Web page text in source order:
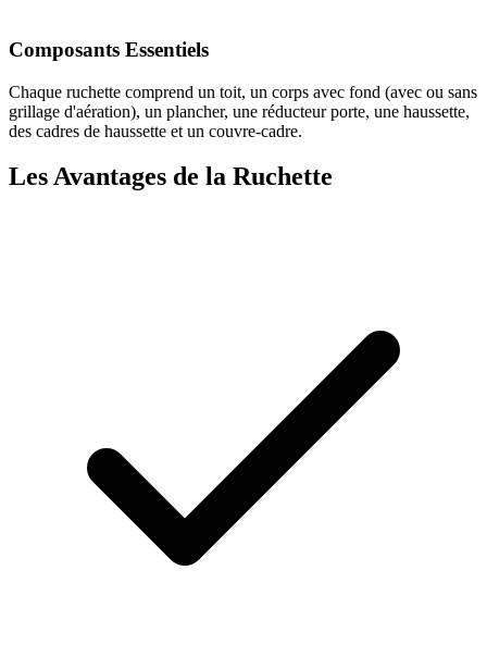
Composants Essentiels
Chaque ruchette comprend un toit, un corps avec fond (avec ou sans
grillage d'aération), un plancher, une réducteur porte, une haussette,
des cadres de haussette et un couvre-cadre.
Les Avantages de la Ruchette